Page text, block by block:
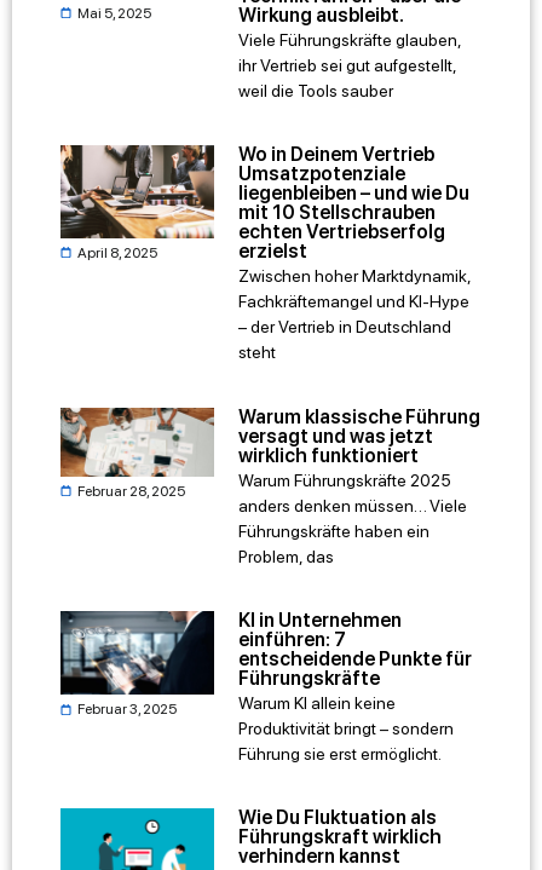
Mai 5, 2025
Wirkung ausbleibt.
Viele Führungskräfte glauben,
ihr Vertrieb sei gut aufgestellt,
weil die Tools sauber
April 8, 2025
Wo in Deinem Vertrieb
Umsatzpotenziale
liegenbleiben – und wie Du
mit 10 Stellschrauben
echten Vertriebserfolg
erzielst
Zwischen hoher Marktdynamik,
Fachkräftemangel und KI-Hype
– der Vertrieb in Deutschland
steht
Februar 28, 2025
Warum klassische Führung
versagt und was jetzt
wirklich funktioniert
Warum Führungskräfte 2025
anders denken müssen… Viele
Führungskräfte haben ein
Problem, das
Februar 3, 2025
KI in Unternehmen
einführen: 7
entscheidende Punkte für
Führungskräfte
Warum KI allein keine
Produktivität bringt – sondern
Führung sie erst ermöglicht.
Wie Du Fluktuation als
Führungskraft wirklich
verhindern kannst